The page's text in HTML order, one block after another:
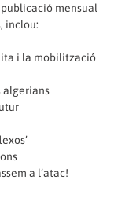
publicació mensual
inclou:
i la mobilització
algerians
a l’atac!